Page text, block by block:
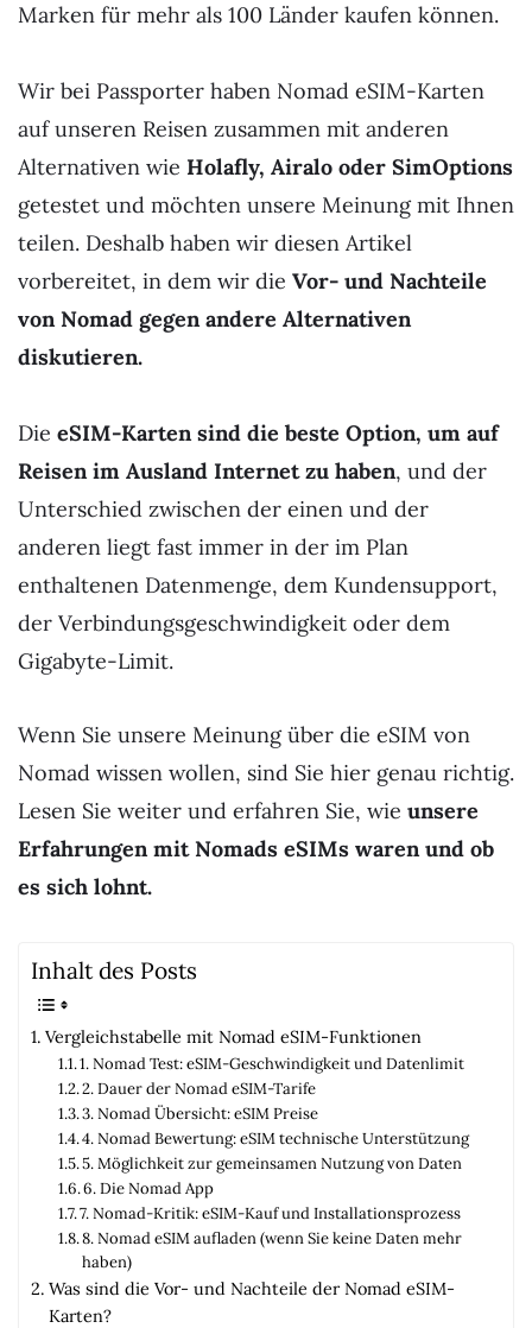
Marken für mehr als 100 Länder kaufen können.
Wir bei Passporter haben Nomad eSIM-Karten
auf unseren Reisen zusammen mit anderen
Alternativen wie Holafly, Airalo oder SimOptions
getestet und möchten unsere Meinung mit Ihnen
teilen. Deshalb haben wir diesen Artikel
vorbereitet, in dem wir die Vor- und Nachteile
von Nomad gegen andere Alternativen
diskutieren.
Die eSIM-Karten sind die beste Option, um auf
Reisen im Ausland Internet zu haben, und der
Unterschied zwischen der einen und der
anderen liegt fast immer in der im Plan
enthaltenen Datenmenge, dem Kundensupport,
der Verbindungsgeschwindigkeit oder dem
Gigabyte-Limit.
Wenn Sie unsere Meinung über die eSIM von
Nomad wissen wollen, sind Sie hier genau richtig.
Lesen Sie weiter und erfahren Sie, wie unsere
Erfahrungen mit Nomads eSIMs waren und ob
es sich lohnt.
Inhalt des Posts
Vergleichstabelle mit Nomad eSIM-Funktionen
1. Nomad Test: eSIM-Geschwindigkeit und Datenlimit
2. Dauer der Nomad eSIM-Tarife
3. Nomad Übersicht: eSIM Preise
4. Nomad Bewertung: eSIM technische Unterstützung
5. Möglichkeit zur gemeinsamen Nutzung von Daten
6. Die Nomad App
7. Nomad-Kritik: eSIM-Kauf und Installationsprozess
8. Nomad eSIM aufladen (wenn Sie keine Daten mehr
haben)
Was sind die Vor- und Nachteile der Nomad eSIM-
Karten?